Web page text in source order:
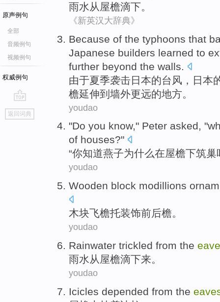
原声例句
全部
音频例句
视频例句
权威例句
go
top
返回词典
雨水从 屋檐滴下。
《新英汉大辞典》
Because of the typhoons that
Japanese builders learned to
further beyond the walls
由于夏季袭击 日本的台风 ， 日本
檐延伸到 墙外更远的地方。
youdao
"Do you know," Peter asked, "
of houses?"
“你知道燕子为什么在屋檐下筑巢
youdao
Wooden block modillions
木块飞檐托装饰前后檐。
youdao
Rainwater trickled from the
雨水从 屋檐滴下来。
youdao
Icicles depended from the